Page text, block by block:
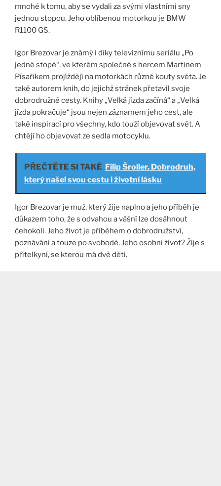
mnohé k tomu, aby se vydali za svými vlastními sny
jednou stopou. Jeho oblíbenou motorkou je BMW
R1100 GS.
Igor Brezovar je známý i díky televiznímu seriálu „Po
jedné stopě“, ve kterém společně s hercem Martinem
Písaříkem projíždějí na motorkách různé kouty světa. Je
také autorem knih, do jejichž stránek přetavil svoje
dobrodružné cesty. Knihy „Velká jízda začíná“ a „Velká
jízda pokračuje“ jsou nejen záznamem jeho cest, ale
také inspirací pro všechny, kdo touží objevovat svět. A
chtějí ho objevovat ze sedla motocyklu.
PŘEČTĚTE SI TAKÉ Filip Šroller. Dobrodruh,
který našel svou cestu i životní lásku
Igor Brezovar je muž, který žije naplno a jeho příběh je
důkazem toho, že s odvahou a vášní lze dosáhnout
čehokoli. Jeho život je příběhem o dobrodružství,
poznávání a touze po svobodě. Jeho osobní život? Žije s
přítelkyní, se kterou má dvě děti.